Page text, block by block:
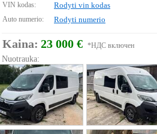
VIN kodas: Rodyti vin kodas
Auto numerio: Rodyti numerio
Kaina: 23 000 € *НДС включен
Nuotrauka: